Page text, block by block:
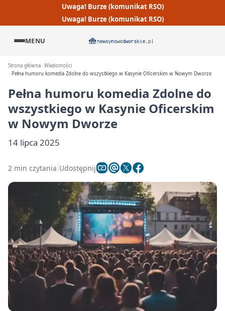
Uwaga! Burze (komunikat RSO)
Uwaga! Burze (komunikat RSO)
MENU
Strona główna Wiadomości
Pełna humoru komedia Zdolne do wszystkiego w Kasynie Oficerskim w Nowym Dworze
Pełna humoru komedia Zdolne do
wszystkiego w Kasynie Oficerskim
w Nowym Dworze
14 lipca 2025
2 min czytania Udostępnij